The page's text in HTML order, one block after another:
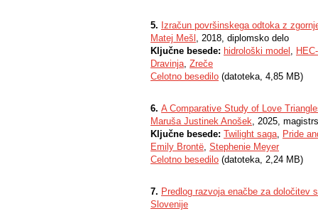
5. Izračun površinskega odtoka z
Matej Mešl , 2018, diplomsko delo
Ključne besede: hidrološki model ,
Dravinja, Zreče
Celotno besedilo (datoteka, 4,85 MB)
6. A Comparative Study of Love
Maruša Justinek Anošek, 2025,
Ključne besede: Twilight saga, Pride
Emily Brontë, Stephenie Meyer
Celotno besedilo (datoteka, 2,24 MB)
7. Predlog razvoja enačbe za določitev
Slovenije